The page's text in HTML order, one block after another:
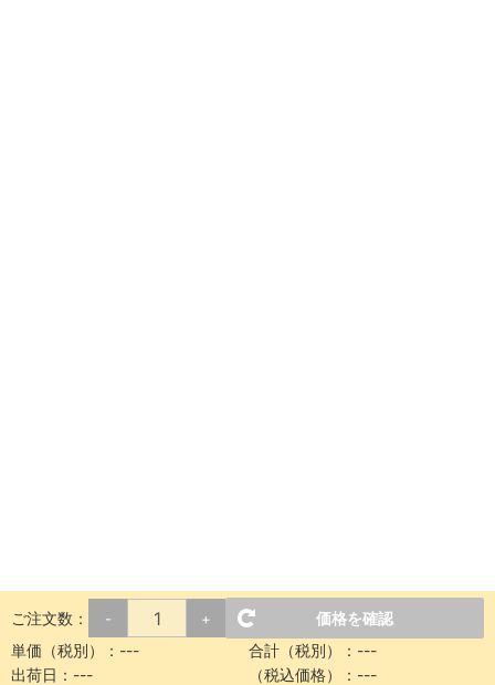
ご注文数： - +
価格を確認
単価（税別）： --- 合計（税別）： ---
出荷日： --- （税込価格）： ---